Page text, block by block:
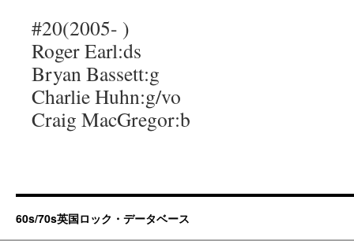
#20(2005- )
Roger Earl:ds
Bryan Bassett:g
Charlie Huhn:g/vo
Craig MacGregor:b
60s/70s英国ロック・データベース